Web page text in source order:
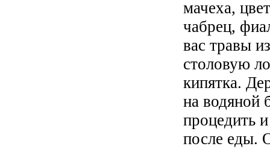
мачеха,
чабрец,
вас травы
столовую
кипятка.
на водяной
процедить
после еды.